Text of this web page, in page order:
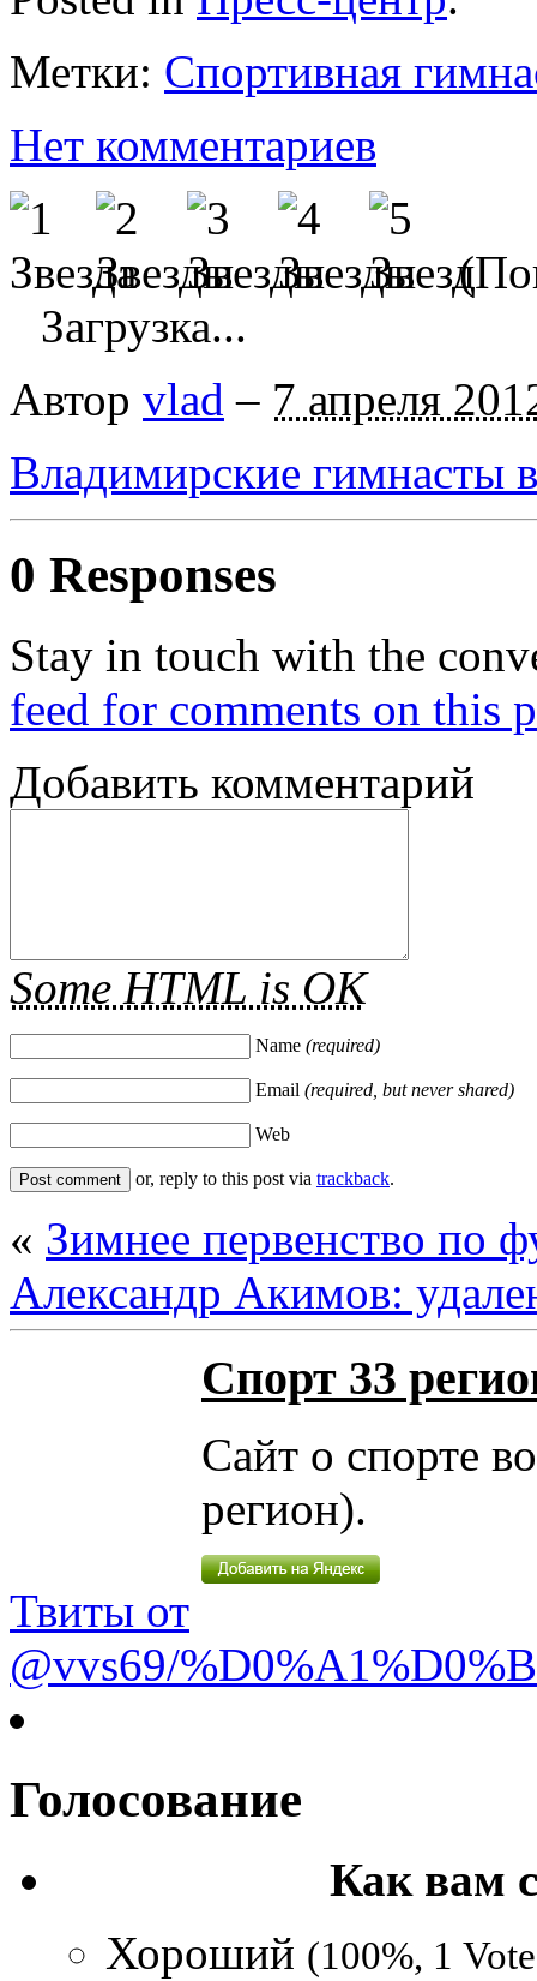
Метки: Спортивная
Нет комментариев
Загрузка...
Автор vlad – 7 апреля
Владимирские гимнасты
0 Responses
Stay in touch with the
feed for comments on this
Добавить комментарий
Some HTML is OK
Name (required)
Email (required, but never shared)
Web
or, reply to this post via trackback.
« Зимнее первенство по
Александр Акимов:
Спорт 33
Сайт о спорте
регион).
Твиты от
@vvs69/
Голосование
Как вам
Хороший (100%, 1